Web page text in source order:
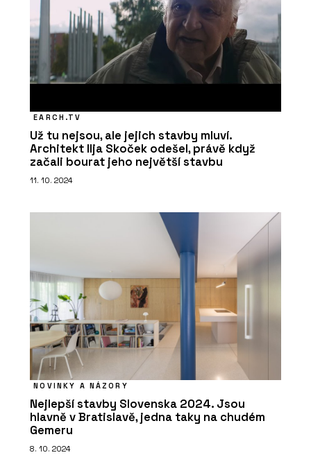
EARCH.TV
Už tu nejsou, ale jejich stavby mluví.
Architekt Ilja Skoček odešel, právě když
začali bourat jeho největší stavbu
11. 10. 2024
NOVINKY A NÁZORY
Nejlepší stavby Slovenska 2024. Jsou
hlavně v Bratislavě, jedna taky na chudém
Gemeru
8. 10. 2024